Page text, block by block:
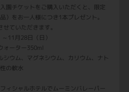
園チケットをご購入いただくと、限定
）をお一人様につき1本プレゼント。
ていただきます。
11月28日（日）
ォーター350ml
ウム、マグネシウム、カリウム、ナト
の軟水
ィシャルホテルでムーミンバレーパー